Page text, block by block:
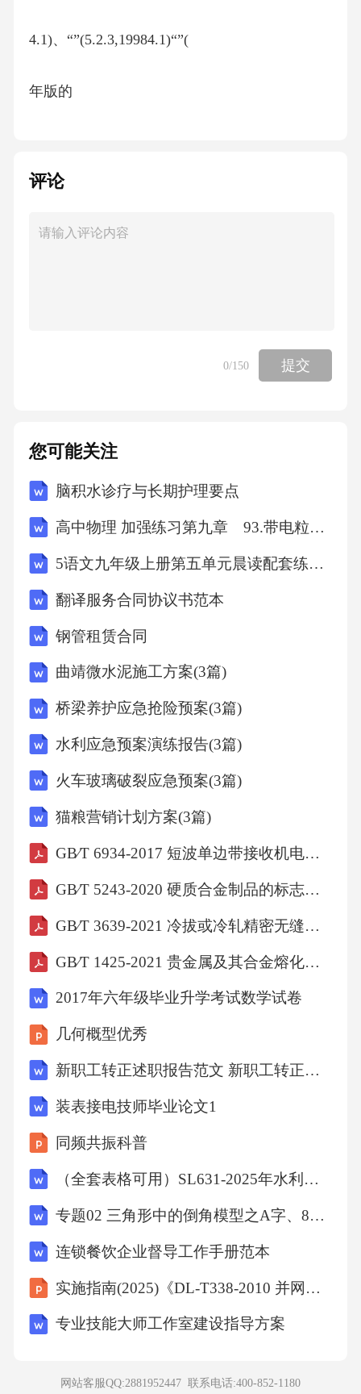
4.1)、“”(5.2.3,19984.1)“”(
年版的
删除了软毛刷见年版的透明的压敏胶粘带见年
的图导向和间隔装置示例见图年版的图增加了
电动驱动装置见图
1)、“”(4,19982),“”(3);
更改了取样见第章年版的第章
———“”(6,19985);
见年版的
———“”(19986.2)、“”(19986.3);
增加了硬质底材和软质底材的例举见例行试验
测试次数的要求见更改了
———(8.1.4)、(8.1.5),
采用手动法切割涂层的要求见年版的采用电动
“”(8.2,19987.2)、“”
求见年版的
(8.3,19987.3);
更改了试验结果分级的图示说明见表年版的表
增加了试验结果的标识见第章
———“”(10);
增加了精密度见第章
评论
0/150 提交
您可能关注
脑积水诊疗与长期护理要点
高中物理 加强练习第九章 93.带电粒子在电场或等效重力场中的圆周运动
5语文九年级上册第五单元晨读配套练习学生版
翻译服务合同协议书范本
钢管租赁合同
曲靖微水泥施工方案(3篇)
桥梁养护应急抢险预案(3篇)
水利应急预案演练报告(3篇)
火车玻璃破裂应急预案(3篇)
猫粮营销计划方案(3篇)
GB∕T 6934-2017 短波单边带接收机电性能测量方法
GB∕T 5243-2020 硬质合金制品的标志、包装、运输和贮存
GB∕T 3639-2021 冷拔或冷轧精密无缝钢管
GB∕T 1425-2021 贵金属及其合金熔化温度范围的测定 热分析试验方法
2017年六年级毕业升学考试数学试卷
几何概型优秀
新职工转正述职报告范文 新职工转正述职报告
装表接电技师毕业论文1
同频共振科普
（全套表格可用）SL631-2025年水利水电工程单元工程施工质量检验表与验收表
专题02 三角形中的倒角模型之A字、8字、燕尾模型的三类综合题型（压轴题专项训练）数学人教版2024八年级上册（解析版）
连锁餐饮企业督导工作手册范本
实施指南(2025)《DL-T338-2010 并网运行汽轮机调节系统技术监督导则解读》
专业技能大师工作室建设指导方案
网站客服QQ:2881952447 联系电话:400-852-1180